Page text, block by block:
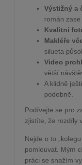
Výstižný a
román zase
Kvalitní
Makléře
silueta
Video
větší
A klidně
podobně.
Podívejte se pro
zjistíte, že rozdíly
Nejde o to
pomlouvat. Mým
práci se snažím